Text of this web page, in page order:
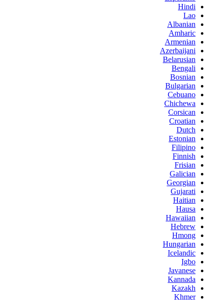
Hindi
Lao
Albanian
Amharic
Armenian
Azerbaijani
Belarusian
Bengali
Bosnian
Bulgarian
Cebuano
Chichewa
Corsican
Croatian
Dutch
Estonian
Filipino
Finnish
Frisian
Galician
Georgian
Gujarati
Haitian
Hausa
Hawaiian
Hebrew
Hmong
Hungarian
Icelandic
Igbo
Javanese
Kannada
Kazakh
Khmer